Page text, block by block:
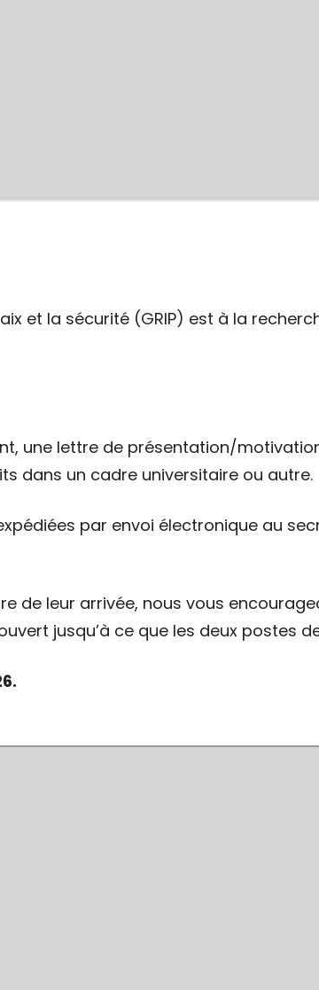
et la sécurité (GRIP) est à la
une lettre de présentation/
dans un cadre universitaire ou autre.
par envoi électronique au
de leur arrivée, nous vous
jusqu’à ce que les deux postes